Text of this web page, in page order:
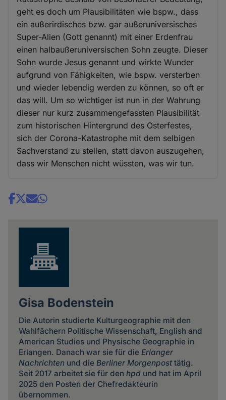
geht es doch um Plausibilitäten wie bspw., dass
ein außerirdisches bzw. gar außeruniversisches
Super-Alien (Gott genannt) mit einer Erdenfrau
einen halbaußeruniversischen Sohn zeugte. Dieser
Sohn wurde Jesus genannt und wirkte Wunder
aufgrund von Fähigkeiten, wie bspw. versterben
und wieder lebendig werden zu können, so oft er
das will. Um so wichtiger ist nun in der Wahrung
dieser nur kurz zusammengefassten Plausibilität
zum historischen Hintergrund des Osterfestes,
sich der Corona-Katastrophe mit dem selbigen
Sachverstand zu stellen, statt davon auszugehen,
dass wir Menschen nicht wüssten, was wir tun.
Share
Gisa Bodenstein
Die Autorin studierte Kulturgeographie mit den
Wahlfächern Politische Wissenschaft, English and
American Studies und Physische Geographie in
Erlangen. Danach war sie für die Erlanger
Nachrichtenund die Berliner Morgenposttätig.
Seit 2017 arbeitet sie für den hpdund hat im April
2025 den Posten der Chefredakteurin
übernommen.